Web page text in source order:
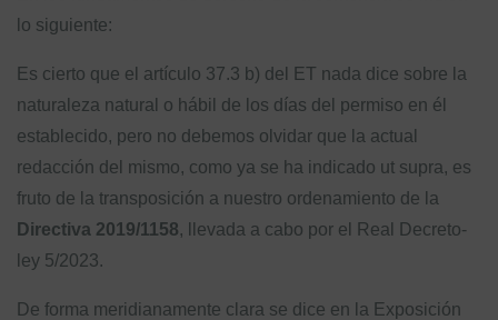
lo siguiente:
Es cierto que el artículo 37.3 b) del ET nada dice sobre la
naturaleza natural o hábil de los días del permiso en él
establecido, pero no debemos olvidar que la actual
redacción del mismo, como ya se ha indicado ut supra, es
fruto de la transposición a nuestro ordenamiento de la
Directiva 2019/1158, llevada a cabo por el Real Decreto-
ley 5/2023.
De forma meridianamente clara se dice en la Exposición